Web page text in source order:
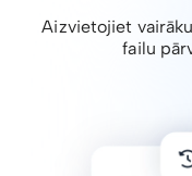
Aizvietojiet
failu